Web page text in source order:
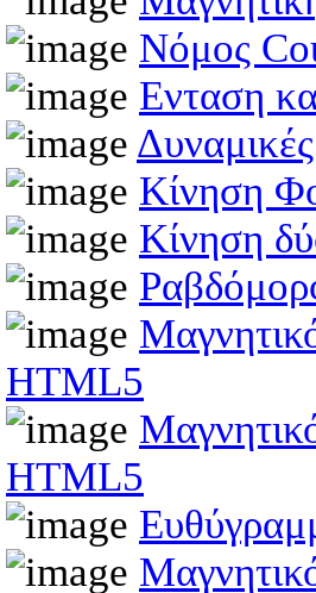
Νόμος
Ενταση
Κίνηση
Κίνηση
HTML5
HTML5